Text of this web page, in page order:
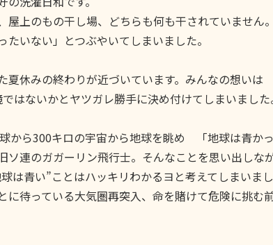
屋上のもの干し場、どちらも何も干されていません
いない」とつぶやいてしまいました。
夏休みの終わりが近づいています。みんなの想い
ないかとヤツガレ勝手に決め付けてしまいました
から300キロの宇宙から地球を眺め 「地球は青か
ソ連のガガーリン飛行士。そんなことを思い出しな
は青い”ことはハッキリわかるヨと考えてしまいまし
に待っている大気圏再突入、命を賭けて危険に挑む